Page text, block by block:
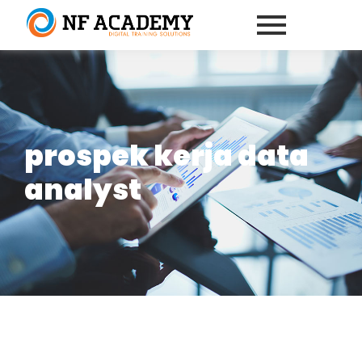
prospek kerja data
analyst